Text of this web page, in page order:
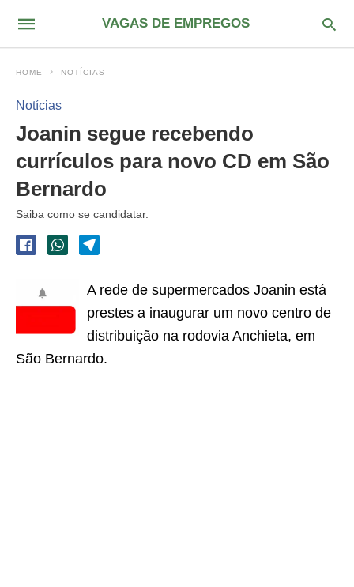
VAGAS DE EMPREGOS
HOME NOTÍCIAS
Notícias
Joanin segue recebendo
currículos para novo CD em São
Bernardo
Saiba como se candidatar.
A rede de supermercados Joanin está
prestes a inaugurar um novo centro de
distribuição na rodovia Anchieta, em
São Bernardo.